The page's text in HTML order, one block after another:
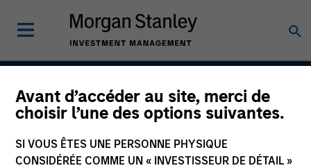
Avant d’accéder au site, merci de
choisir l’une des options suivantes.
SI VOUS ÊTES UNE PERSONNE PHYSIQUE
CONSIDÉRÉE COMME UN « INVESTISSEUR DE DÉTAIL »
Atlanta Capital High
Quality Premier